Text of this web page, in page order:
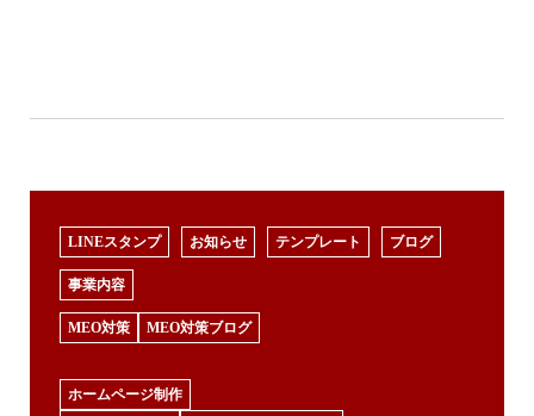
LINEスタンプ お知らせ テンプレート ブログ
事業内容
MEO対策 MEO対策ブログ
ホームページ制作